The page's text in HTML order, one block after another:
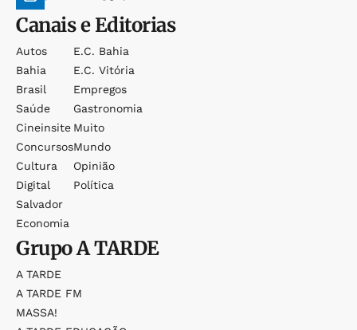
Canais e Editorias
Autos
Bahia
Brasil
Saúde
Cineinsite
Concursos
Cultura
Digital
Salvador
Economia
E.c. Bahia
E.c. Vitória
Empregos
Gastronomia
Muito
Mundo
Opinião
Política
GrupoA TARDE
A TARDE
A TARDE FM
MASSA!